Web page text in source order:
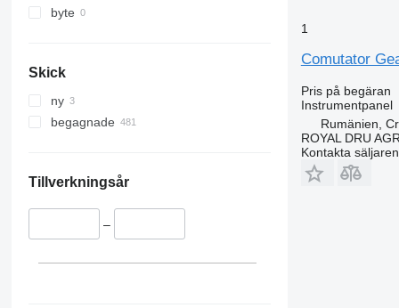
byte
Skick
ny
begagnade
Tillverkningsår
–
1
Comutator
Pris på begäran
Instrumentpanel
Rumänien,
ROYAL DRU
Kontakta säljaren